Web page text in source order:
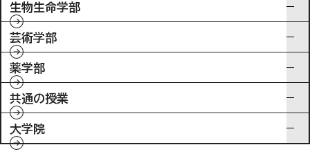
生物生命学部
芸術学部
薬学部
共通の授業
大学院